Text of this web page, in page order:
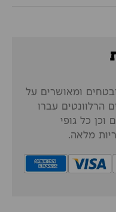
ומאושרים על
הרלוונטים עברו
וכן כל גופי
מלאה.